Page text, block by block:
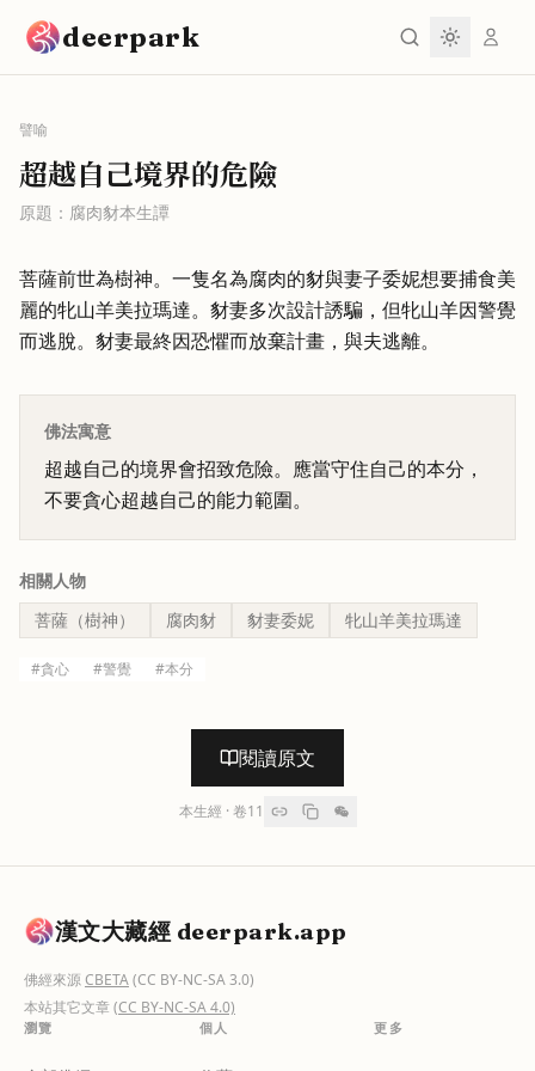
deerpark
譬喻
超越自己境界的危險
原題： 腐肉豺本生譚
菩薩前世為樹神。一隻名為腐肉的豺與妻子委妮想要捕食美
麗的牝山羊美拉瑪達。豺妻多次設計誘騙，但牝山羊因警覺
而逃脫。豺妻最終因恐懼而放棄計畫，與夫逃離。
佛法寓意
超越自己的境界會招致危險。應當守住自己的本分，
不要貪心超越自己的能力範圍。
相關人物
菩薩（樹神）
腐肉豺 豺妻委妮 牝山羊美拉瑪達
#貪心 #警覺 #本分
閱讀原文
本生經 · 卷11
漢文大藏經 deerpark.app
佛經來源CBETA(CC BY-NC-SA 3.0)
本站其它文章(CC BY-NC-SA 4.0)
瀏覽 個人 更多